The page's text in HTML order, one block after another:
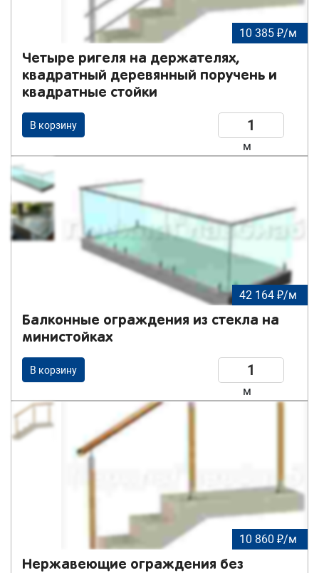
10 385 ₽/м
Четыре ригеля на держателях,
квадратный деревянный поручень и
квадратные стойки
В корзину
м
42 164 ₽/м
Балконные ограждения из стекла на
министойках
В корзину
м
10 860 ₽/м
Нержавеющие ограждения без